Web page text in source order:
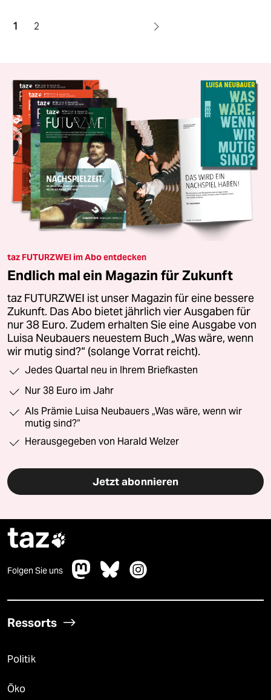
1 2
taz FUTURZWEI im Abo entdecken
Endlich mal ein Magazin für Zukunft
taz FUTURZWEI ist unser Magazin für eine bessere
Zukunft. Das Abo bietet jährlich vier Ausgaben für
nur 38 Euro. Zudem erhalten Sie eine Ausgabe von
Luisa Neubauers neuestem Buch „Was wäre, wenn
wir mutig sind?“ (solange Vorrat reicht).
Jedes Quartal neu in Ihrem Briefkasten
Nur 38 Euro im Jahr
Als Prämie Luisa Neubauers „Was wäre, wenn wir
mutig sind?“
Herausgegeben von Harald Welzer
Jetzt abonnieren
taz
Folgen Sie uns
Ressorts
Politik
Öko